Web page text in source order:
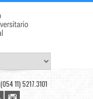
(054 11) 5217.3101